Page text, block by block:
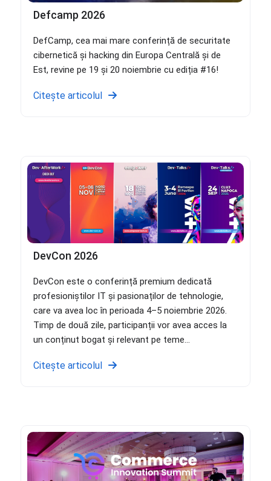
Defcamp 2026
DefCamp, cea mai mare conferință de securitate
cibernetică și hacking din Europa Centrală și de
Est, revine pe 19 și 20 noiembrie cu ediția #16!
Citește articolul
DevCon 2026
DevCon este o conferință premium dedicată
profesioniștilor IT și pasionaților de tehnologie,
care va avea loc în perioada 4–5 noiembrie 2026.
Timp de două zile, participanții vor avea acces la
un conținut bogat și relevant pe teme...
Citește articolul